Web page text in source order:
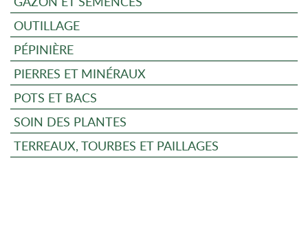
OUTILLAGE
PÉPINIÈRE
PIERRES ET MINÉRAUX
POTS ET BACS
SOIN DES PLANTES
TERREAUX, TOURBES ET PAILLAGES